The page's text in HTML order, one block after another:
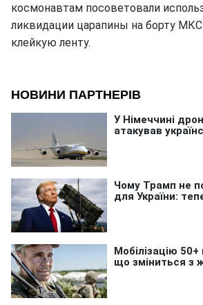
космонавтам посоветовали
ликвидации царапины на борту
клейкую ленту.